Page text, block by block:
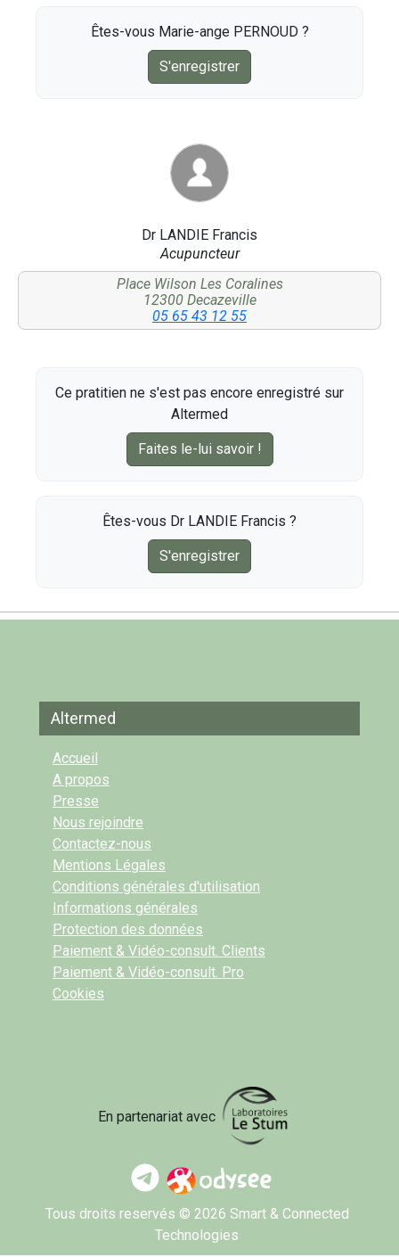
Êtes-vous Marie-ange PERNOUD ?
S'enregistrer
Dr LANDIE Francis
Acupuncteur
Place Wilson Les Coralines
12300 Decazeville
05 65 43 12 55
Ce pratitien ne s'est pas encore enregistré sur
Altermed
Faites le-lui savoir !
Êtes-vous Dr LANDIE Francis ?
S'enregistrer
Altermed
Accueil
A propos
Presse
Nous rejoindre
Contactez-nous
Mentions Légales
Conditions générales d'utilisation
Informations générales
Protection des données
Paiement & Vidéo-consult. Clients
Paiement & Vidéo-consult. Pro
Cookies
En partenariat avec
Tous droits reservés © 2026 Smart & Connected
Technologies